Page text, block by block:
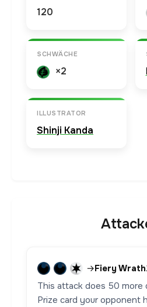
120
SCHWÄCHE
×2
ILLUSTRATOR
Shinji Kanda
→Fiery Wrath
This attack does 50 more
Prize card your opponent